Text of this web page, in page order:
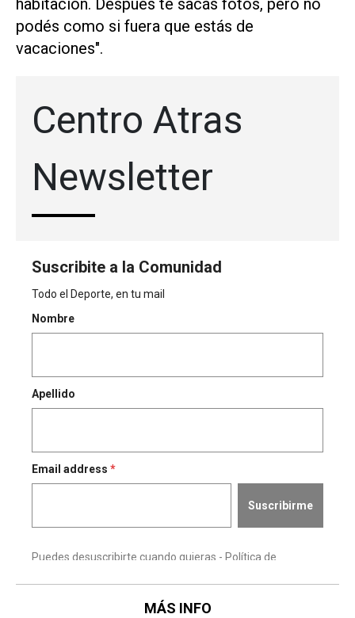
habitación. Después te sacás fotos, pero no
podés como si fuera que estás de
vacaciones".
MÁS INFO